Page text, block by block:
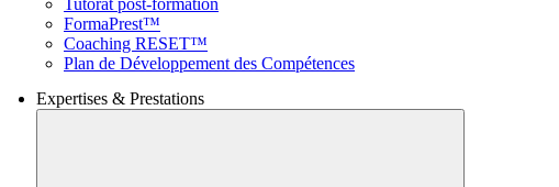
FormaPrest™
Coaching RESET™
Plan de Développement des Compétences
Expertises & Prestations